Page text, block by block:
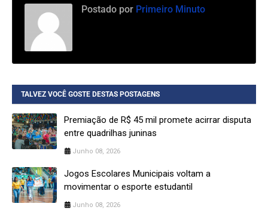
Postado por Primeiro Minuto
TALVEZ VOCÊ GOSTE DESTAS POSTAGENS
Premiação de R$ 45 mil promete acirrar disputa
entre quadrilhas juninas
Junho 08, 2026
Jogos Escolares Municipais voltam a
movimentar o esporte estudantil
Junho 08, 2026